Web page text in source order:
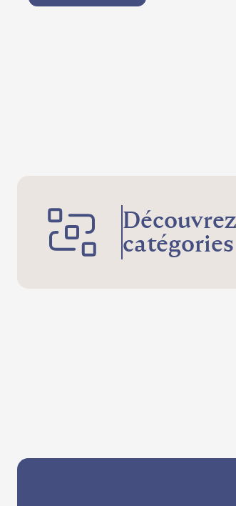
catégories